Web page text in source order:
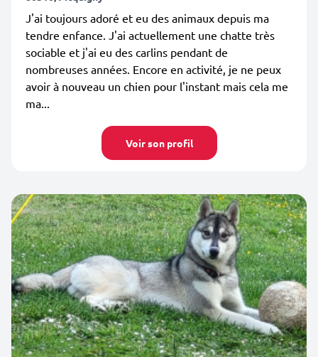
J'ai toujours adoré et eu des animaux depuis ma
tendre enfance. J'ai actuellement une chatte très
sociable et j'ai eu des carlins pendant de
nombreuses années. Encore en activité, je ne peux
avoir à nouveau un chien pour l'instant mais cela me
ma...
Voir son profil